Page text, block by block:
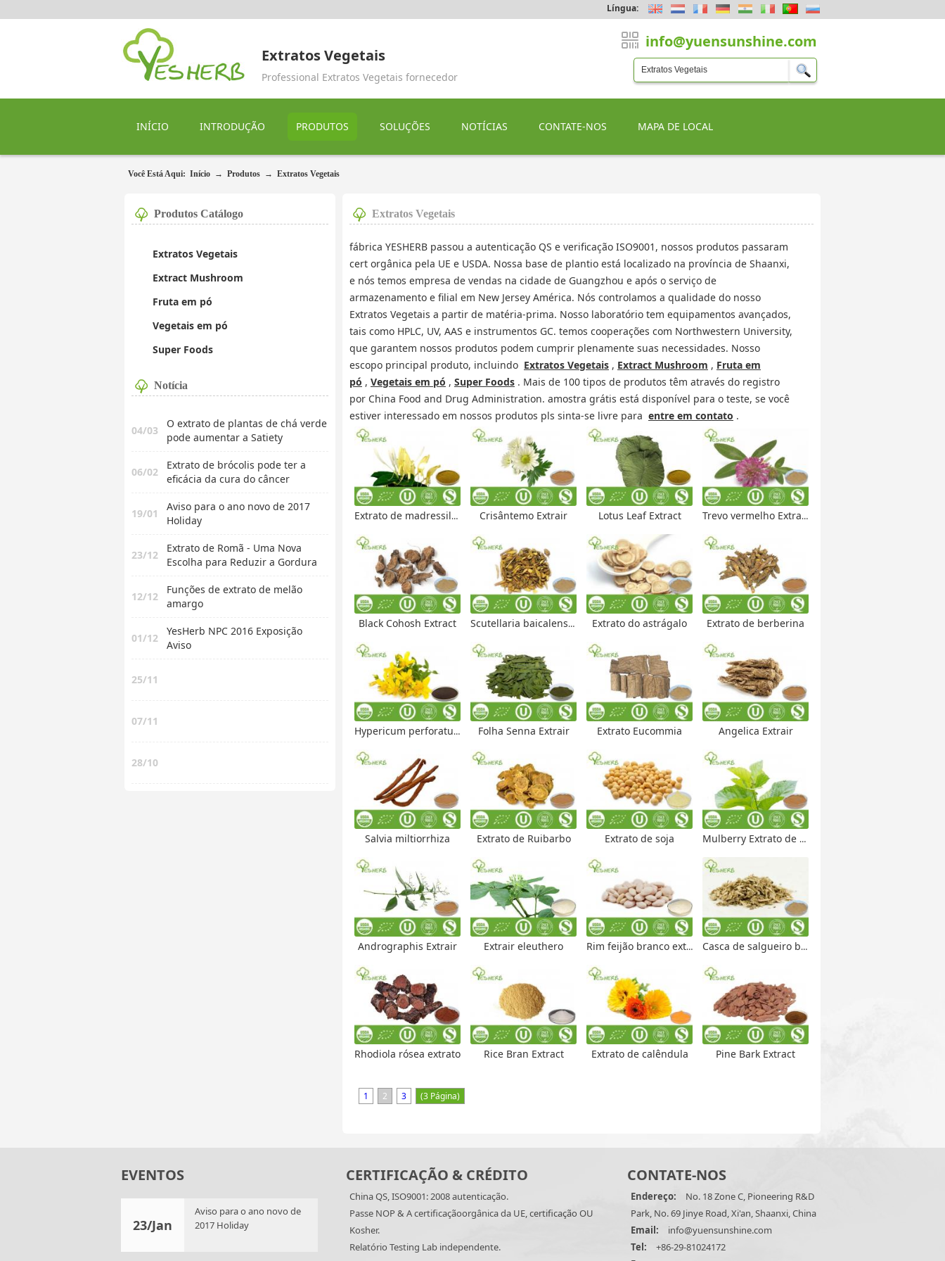
Extratos Vegetais
Professional Extratos Vegetais fornecedor
Língua:
INÍCIO INTRODUÇÃO PRODUTOS SOLUÇÕES NOTÍCIAS CONTATE-NOS MAPA DE LOCAL
Você Está Aqui: Início → Produtos → Extratos Vegetais
Produtos Catálogo
Extratos Vegetais
Extract Mushroom
Fruta em pó
Vegetais em pó
Super Foods
Notícia
04/03
O extrato de plantas de chá verde
pode aumentar a Satiety
06/02
Extrato de brócolis pode ter a
eficácia da cura do câncer
19/01
Aviso para o ano novo de 2017
Holiday
23/12
Extrato de Romã - Uma Nova
Escolha para Reduzir a Gordura
12/12
Funções de extrato de melão
amargo
01/12
YesHerb NPC 2016 Exposição
Aviso
25/11
07/11
28/10
Extratos Vegetais
fábrica YESHERB passou a autenticação QS e verificação ISO9001, nossos produtos passaram
cert orgânica pela UE e USDA. Nossa base de plantio está localizado na província de Shaanxi,
e nós temos empresa de vendas na cidade de Guangzhou e após o serviço de
armazenamento e filial em New Jersey América. Nós controlamos a qualidade do nosso
Extratos Vegetais a partir de matéria-prima. Nosso laboratório tem equipamentos avançados,
tais como HPLC, UV, AAS e instrumentos GC. temos cooperações com Northwestern University,
que garantem nossos produtos podem cumprir plenamente suas necessidades. Nosso
escopo principal produto, incluindo Extratos Vegetais , Extract Mushroom , Fruta em
pó , Vegetais em pó , Super Foods . Mais de 100 tipos de produtos têm através do registro
por China Food and Drug Administration. amostra grátis está disponível para o teste, se você
estiver interessado em nossos produtos pls sinta-se livre para entre em contato .
Extrato de madressilva Crisântemo Extrair Lotus Leaf Extract Trevo vermelho Extrato
Black Cohosh Extract Scutellaria baicalensis raiz extrair Extrato do astrágalo Extrato de berberina
Hypericum perforatum Extract Folha Senna Extrair Extrato Eucommia Angelica Extrair
Salvia miltiorrhiza Extrato de Ruibarbo Extrato de soja Mulberry Extrato de folha de
Andrographis Extrair Extrair eleuthero Rim feijão branco extrair Casca de salgueiro branco Extrato
Rhodiola rósea extrato Rice Bran Extract Extrato de calêndula Pine Bark Extract
1 2 3 (3 Página)
EVENTOS
23/Jan
Aviso para o ano novo de
2017 Holiday
CERTIFICAÇÃO & CRÉDITO
China QS, ISO9001: 2008 autenticação.
Passe NOP & A certificaçãoorgânica da UE, certificação OU
Kosher.
Relatório Testing Lab independente.
CONTATE-NOS
Endereço:
No. 18 Zone C, Pioneering R&D
Park, No. 69 Jinye Road, Xi'an, Shaanxi, China
Email:
info@yuensunshine.com
Tel:
+86-29-81024172
info@yuensunshine.com